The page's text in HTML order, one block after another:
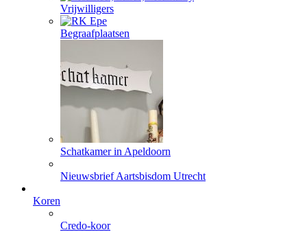
Vrijwilligers
Begraafplaatsen
Schatkamer in Apeldoorn
Nieuwsbrief Aartsbisdom Utrecht
Koren
Credo-koor